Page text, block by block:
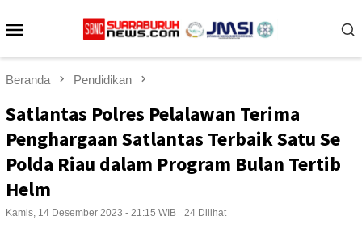
ke
Beranda Pendidikan
Satlantas Polres Pelalawan Terima
Penghargaan Satlantas Terbaik Satu Se
Polda Riau dalam Program Bulan Tertib
Helm
Kamis, 14 Desember 2023 - 21:15 WIB 24 Dilihat